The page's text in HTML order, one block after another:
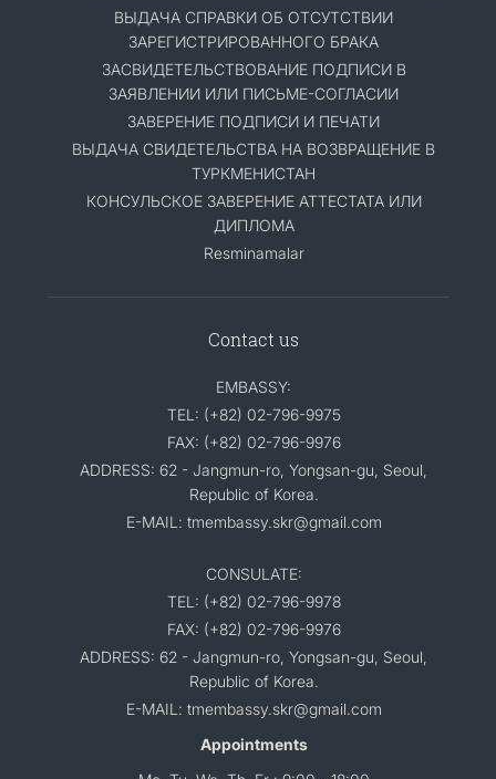
ВЫДАЧА СПРАВКИ ОБ ОТСУТСТВИИ
ЗАРЕГИСТРИРОВАННОГО БРАКА
ЗАСВИДЕТЕЛЬСТВОВАНИЕ ПОДПИСИ В
ЗАЯВЛЕНИИ ИЛИ ПИСЬМЕ-СОГЛАСИИ
ЗАВЕРЕНИЕ ПОДПИСИ И ПЕЧАТИ
ВЫДАЧА СВИДЕТЕЛЬСТВА НА ВОЗВРАЩЕНИЕ В
ТУРКМЕНИСТАН
КОНСУЛЬСКОЕ ЗАВЕРЕНИЕ АТТЕСТАТА ИЛИ
ДИПЛОМА
Resminamalar
Contact us
EMBASSY:
TEL: (+82) 02-796-9975
FAX: (+82) 02-796-9976
ADDRESS: 62 - Jangmun-ro, Yongsan-gu, Seoul,
Republic of Korea.
E-MAIL: tmembassy.skr@gmail.com
CONSULATE:
TEL: (+82) 02-796-9978
FAX: (+82) 02-796-9976
ADDRESS: 62 - Jangmun-ro, Yongsan-gu, Seoul,
Republic of Korea.
E-MAIL: tmembassy.skr@gmail.com
Appointments